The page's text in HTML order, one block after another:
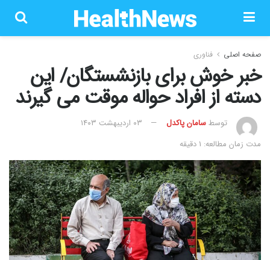
صفحه اصلی فناوری
خبر خوش برای بازنشستگان/ این
دسته از افراد حواله موقت می گیرند
توسطسامان پاکدل
۰۳ اردیبهشت ۱۴۰۳
مدت زمان مطالعه: 1 دقیقه